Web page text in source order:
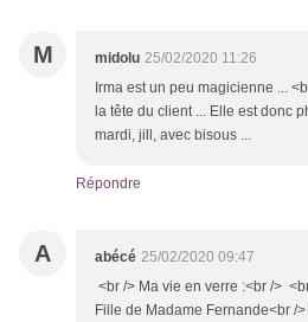
M midolu 25/02/2020 11:26
Irma est un peu magicienne ...
la tête du client ... Elle est donc
mardi, jill, avec bisous ...
Répondre
A abécé 25/02/2020 09:47
<br /> Ma vie en verre :<br />
Fille de Madame Fernande<br /